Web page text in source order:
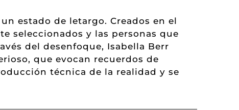
estado de letargo. Creados en el
seleccionados y las personas que
del desenfoque, Isabella Berr
que evocan recuerdos de
técnica de la realidad y se